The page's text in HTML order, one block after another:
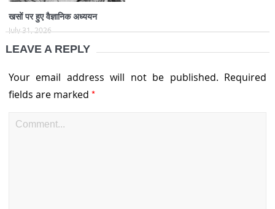
खसों पर हुए वैज्ञानिक अध्ययन
July 31, 2026
LEAVE A REPLY
Your email address will not be published. Required
fields are marked *